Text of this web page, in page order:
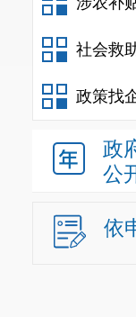
社会救
政策找
政
公
依